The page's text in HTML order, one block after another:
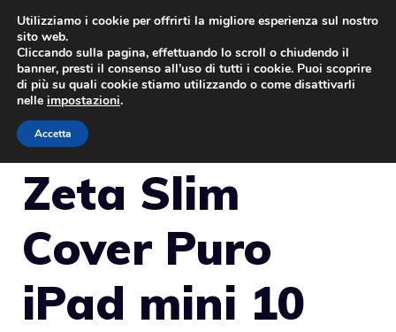
Vai
contenuto
Zeta Slim
Cover Puro
iPad mini 10
Utilizziamo i cookie per offrirti la migliore esperienza sul nostro
sito web.
Cliccando sulla pagina, effettuando lo scroll o chiudendo il
banner, presti il consenso all’uso di tutti i cookie. Puoi scoprire
di più su quali cookie stiamo utilizzando o come disattivarli
nelle impostazioni.
Accetta